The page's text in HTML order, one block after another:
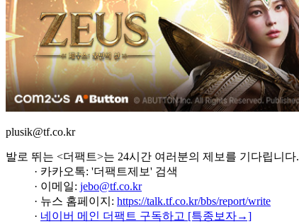
plusik@tf.co.kr
발로 뛰는 <더팩트>는 24시간 여러분의 제보를 기다립니다.
· 카카오톡: '더팩트제보' 검색
· 이메일: jebo@tf.co.kr
· 뉴스 홈페이지: https://talk.tf.co.kr/bbs/report/write
· 네이버 메인 더팩트 구독하고 [특종보자→]